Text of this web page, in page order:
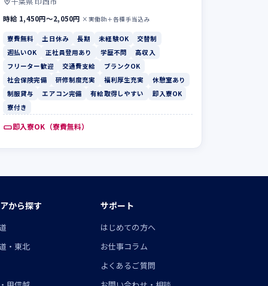
時給 1,450円〜2,050円 ×実働8h＋各種手当込み
寮費無料 土日休み 長期 未経験OK
交替制
週払いOK
正社員登用あり 学歴不問
高収入
フリーター歓迎
交通費支給
ブランクOK
社会保険完備
研修制度充実 福利厚生充実
休憩室あり
制服貸与
エアコン完備 有給取得しやすい
即入寮OK
寮付き
即入寮OK（寮費無料）
から探す
・東北
サポート
はじめての方へ
お仕事コラム
よくあるご質問